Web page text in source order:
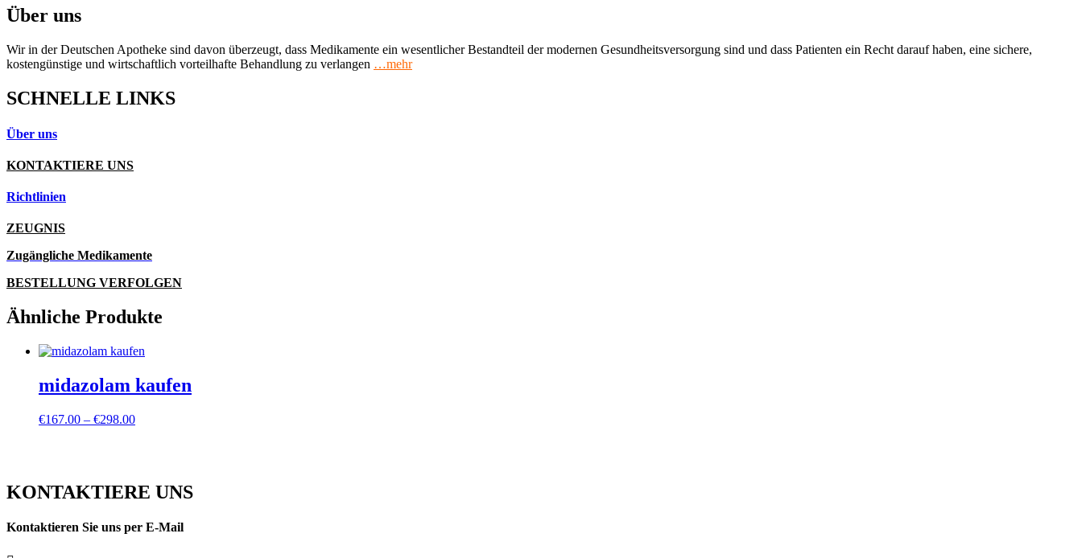
Über uns
Wir in der Deutschen Apotheke sind davon überzeugt, dass Medikamente ein wesentlicher Bestandteil der modernen Gesundheitsversorgung sind und dass Patienten ein Recht darauf haben, eine sichere,
kostengünstige und wirtschaftlich vorteilhafte Behandlung zu verlangen …mehr
SCHNELLE LINKS
Über uns
KONTAKTIERE UNS
Richtlinien
ZEUGNIS
Zugängliche Medikamente
BESTELLUNG VERFOLGEN
Ähnliche Produkte
midazolam kaufen
€167.00 – €298.00Preisspanne:
KONTAKTIERE UNS
Kontaktieren Sie uns per E-Mail